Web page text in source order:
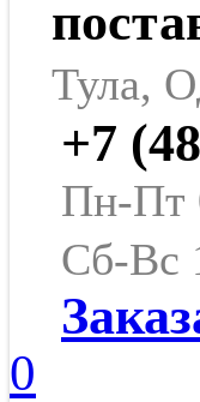
Тула,
+7
Пн-Пт
Сб-Вс
0